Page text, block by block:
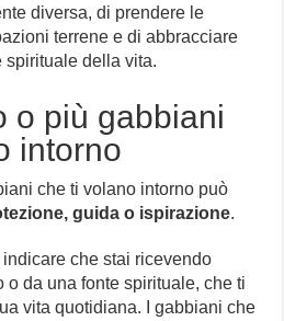
diversa, di prendere le
terrene e di abbracciare
spirituale della vita.
o più gabbiani
intorno
che ti volano intorno può
guida o ispirazione.
che stai ricevendo
o da una fonte spirituale, che ti
vita quotidiana. I gabbiani che